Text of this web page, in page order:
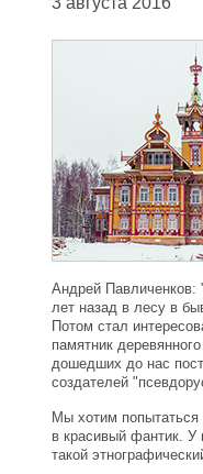
Андрей Павличенков:
лет назад в лесу в
Потом стал
памятник
дошедших до нас
создателей
Мы хотим попытаться
в красивый фантик. У
такой